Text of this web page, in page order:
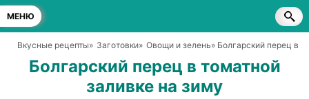
МЕНЮ
Вкусные рецепты» Заготовки» Овощи и зелень» Болгарский перец в
Болгарский перец в томатной
заливке на зиму